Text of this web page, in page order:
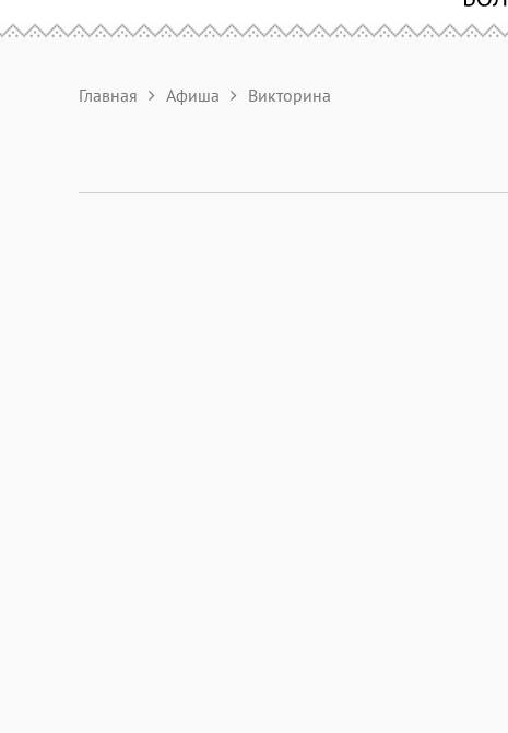
Главная Афиша Викторина